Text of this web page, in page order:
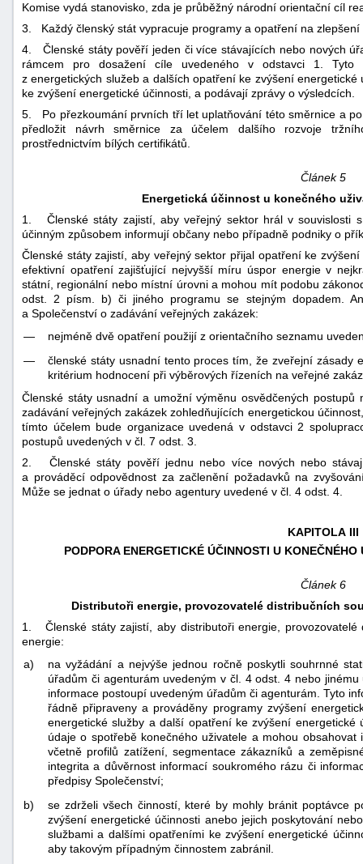
Komise vydá stanovisko, zda je průběžný národní orientační cíl
3. Každý členský stát vypracuje programy a opatření na zlepšení
4. Členské státy pověří jeden či více stávajících nebo nových
rámcem pro dosažení cíle uvedeného v odstavci 1. Tyto
z energetických služeb a dalších opatření ke zvýšení
ke zvýšení energetické účinnosti, a podávají zprávy o výsledcích.
5. Po přezkoumání prvních tří let uplatňování této směrnice a
předložit návrh směrnice za účelem dalšího rozvoje
prostřednictvím bílých certifikátů.
Článek 5
Energetická účinnost u konečného
1. Členské státy zajistí, aby veřejný sektor hrál v souvislosti
účinným způsobem informují občany nebo případně podniky o
Členské státy zajistí, aby veřejný sektor přijal opatření ke
efektivní opatření zajišťující nejvyšší míru úspor energie v
státní, regionální nebo místní úrovni a mohou mít podobu
odst. 2 písm. b) či jiného programu se stejným dopadem.
a Společenství o zadávání veřejných zakázek:
—
nejméně dvě opatření použijí z orientačního seznamu
—
členské státy usnadní tento proces tím, že zveřejní zásady
kritérium hodnocení při výběrových řízeních na veřejné
Členské státy usnadní a umožní výměnu osvědčených
zadávání veřejných zakázek zohledňujících energetickou
tímto účelem bude organizace uvedená v odstavci 2
postupů uvedených v čl. 7 odst. 3.
2. Členské státy pověří jednu nebo více nových nebo
a prováděcí odpovědnost za začlenění požadavků na
Může se jednat o úřady nebo agentury uvedené v čl. 4 odst. 4.
KAPITOLA III
PODPORA ENERGETICKÉ ÚČINNOSTI U
Článek 6
Distributoři energie, provozovatelé distribučních
1. Členské státy zajistí, aby distributoři energie, provozovatelé
energie:
a)
na vyžádání a nejvýše jednou ročně poskytli souhrnné
úřadům či agenturám uvedeným v čl. 4 odst. 4 nebo
informace postoupí uvedeným úřadům či agenturám. Tyto
řádně připraveny a prováděny programy zvýšení
energetické služby a další opatření ke zvýšení
údaje o spotřebě konečného uživatele a mohou
včetně profilů zatížení, segmentace zákazníků a
integrita a důvěrnost informací soukromého rázu či
předpisy Společenství;
b)
se zdrželi všech činností, které by mohly bránit poptávce
zvýšení energetické účinnosti anebo jejich poskytování
službami a dalšími opatřeními ke zvýšení energetické
aby takovým případným činnostem zabránil.